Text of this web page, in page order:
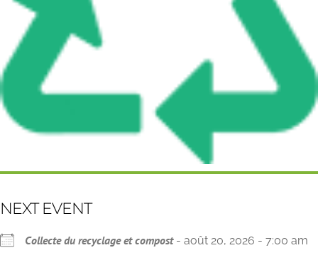
NEXT EVENT
Collecte du recyclage et compost- août 20, 2026 - 7:00 am